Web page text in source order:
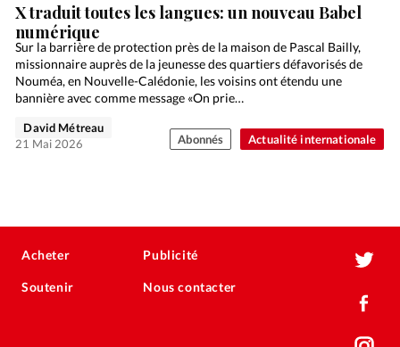
Actualité internationale
X traduit toutes les langues: un nouveau Babel
numérique
Sur la barrière de protection près de la maison de Pascal Bailly,
missionnaire auprès de la jeunesse des quartiers défavorisés de
Nouméa, en Nouvelle-Calédonie, les voisins ont étendu une
bannière avec comme message «On prie…
David Métreau
21 Mai 2026
Abonnés
Acheter
Soutenir
Publicité
Nous contacter